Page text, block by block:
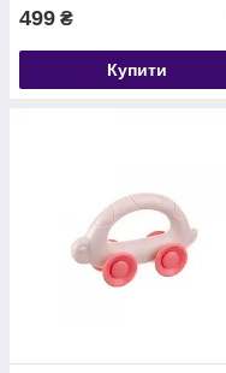
499 ₴
Купити